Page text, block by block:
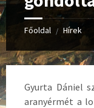
Főoldal / Hírek
Gyurta Dániel
aranyérmét a